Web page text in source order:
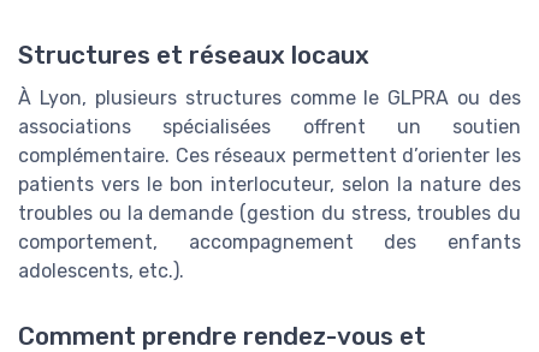
Structures et réseaux locaux
À Lyon, plusieurs structures comme le GLPRA ou des
associations spécialisées offrent un soutien
complémentaire. Ces réseaux permettent d’orienter les
patients vers le bon interlocuteur, selon la nature des
troubles ou la demande (gestion du stress, troubles du
comportement, accompagnement des enfants
adolescents, etc.).
Comment prendre rendez-vous et